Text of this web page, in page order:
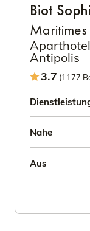
Biot
Maritimes
Antipolis
3.7 (1177
Nahe
Aus